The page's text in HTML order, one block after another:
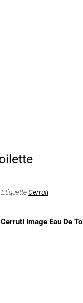
ÉtiquetteCerruti
Cerruti Image Eau De